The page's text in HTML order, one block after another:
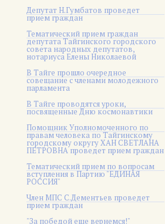
Депутат Н.Гумбатов проведет
прием граждан
Тематический прием граждан
депутата Тайгинского городского
совета народных депутатов,
нотариуса Елены Николаевой
В Тайге прошло очередное
совещание с членами молодежного
парламента
В Тайге проводятся уроки,
посвященные Дню космонавтики
Помощник Уполномоченного по
правам человека по Тайгинскому
городскому округу ХАН СВЕТЛАНА
ПЕТРОВНА проведет прием граждан
Тематический прием по вопросам
вступления в Партию "ЕДИНАЯ
РОССИЯ"
Член МПС С.Дементьев проведет
прием граждан
"За победой еще вернемся!"